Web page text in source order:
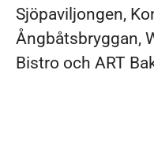
Sjöpaviljongen,
Ångbåtsbryggan,
Bistro och ART